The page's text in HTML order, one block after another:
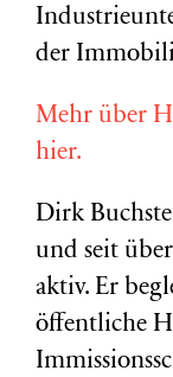
der
Mehr über
hier.
Dirk
und seit
aktiv. Er
öffentliche